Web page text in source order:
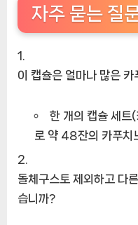
자주 묻는 질
이 캡슐은 얼마나 많은
한 개의 캡슐 세
로 약 48잔의 카푸치
돌체구스토 제외하고 다
습니까?